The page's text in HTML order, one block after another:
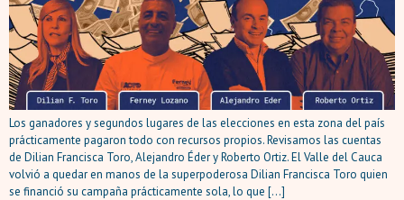
Los ganadores y segundos lugares de las elecciones en esta zona del país
prácticamente pagaron todo con recursos propios. Revisamos las cuentas
de Dilian Francisca Toro, Alejandro Éder y Roberto Ortiz. El Valle del Cauca
volvió a quedar en manos de la superpoderosa Dilian Francisca Toro quien
se financió su campaña prácticamente sola, lo que […]